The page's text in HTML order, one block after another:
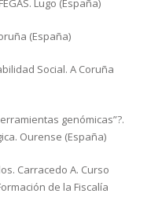
Lugo (España)
(España)
Social. A Coruña
genómicas”?.
Ourense (España)
Carracedo A. Curso
de la Fiscalía